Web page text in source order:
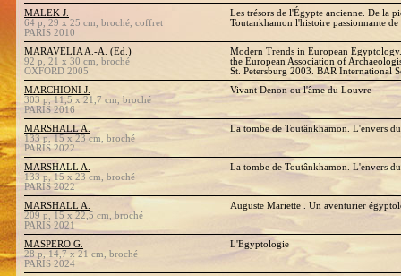
MALEK J.
64 p, 29 x 25 cm, broché, coffret
PARIS 2010
Les trésors de l'Égypte ancienne. De la
Toutankhamon l'histoire passionnante
MARAVELIA A.-A. (Ed.)
92 p, 21 x 30 cm, broché
OXFORD 2005
Modern Trends in European
the European Association of
St. Petersburg 2003. BAR International
MARCHIONI J.
303 p, 11,5 x 21,7 cm, broché
PARIS 2016
Vivant Denon ou l'âme du Louvre
MARSHALL A.
133 p, 15 x 23 cm, broché
PARIS 2022
La tombe de Toutânkhamon. L'envers
MARSHALL A.
133 p, 15 x 23 cm, broché
PARIS 2022
La tombe de Toutânkhamon. L'envers
MARSHALL A.
209 p, 15 x 22,5 cm, broché
PARIS 2021
Auguste Mariette . Un aventurier
MASPERO G.
28 p, 14,7 x 21 cm, broché
PARIS 2024
L'Egyptologie